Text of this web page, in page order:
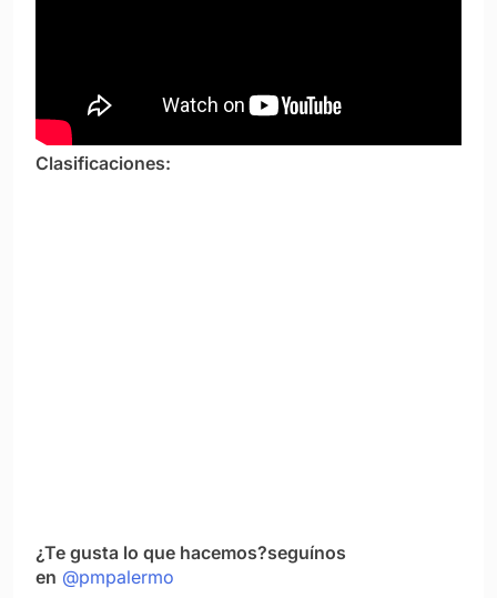
Clasificaciones:
¿Te gusta lo que hacemos?seguínos
en @pmpalermo